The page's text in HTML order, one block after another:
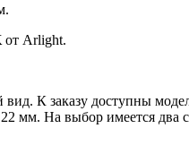
от Arlight.
К заказу доступны
мм. На выбор имеется два